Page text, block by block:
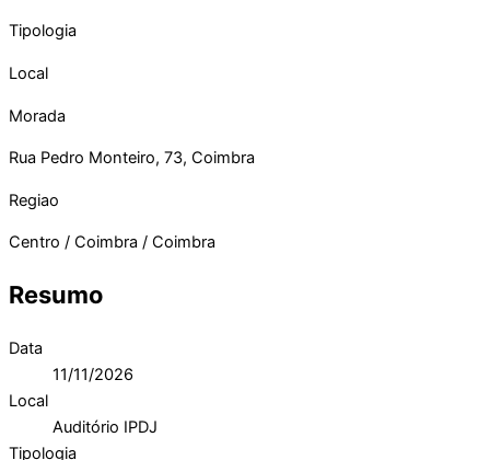
Tipologia
Local
Morada
Rua Pedro Monteiro, 73, Coimbra
Regiao
Centro / Coimbra / Coimbra
Resumo
Data
11/11/2026
Local
Auditório IPDJ
Tipologia